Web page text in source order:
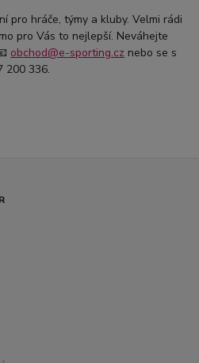
pro hráče, týmy a kluby. Velmi rádi
pro Vás to nejlepší. Neváhejte
obchod@e-sporting.cz nebo se s
200 336.